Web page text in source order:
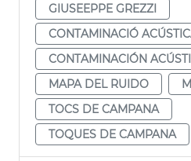
GIUSEEPPE GREZZI
CONTAMINACIÓ
CONTAMINACIÓN
MAPA DEL RUIDO
TOCS DE CAMPANA
TOQUES DE CAMPANA